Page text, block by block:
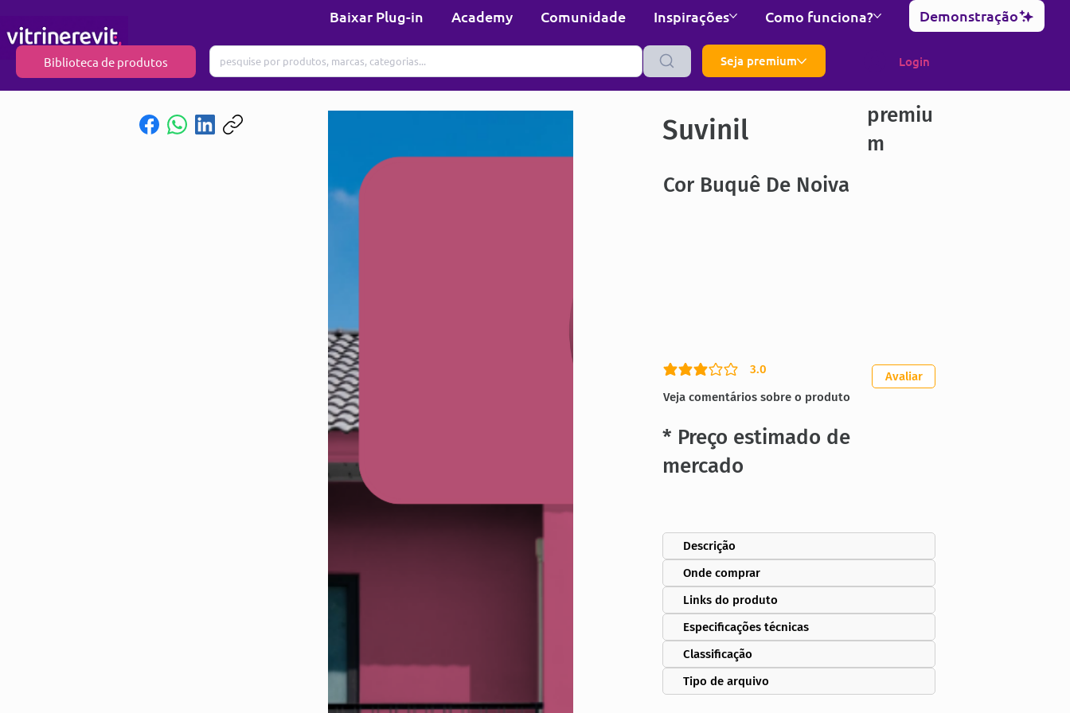
Baixar Plug-in Academy Comunidade Inspirações Como funciona? Demonstração
Biblioteca de produtos Seja premium Login
Suvinil
premiu
m
Cor Buquê De Noiva
3.0
classificação média é 3 de 5
Veja comentários sobre o produto
Avaliar
* Preço estimado de
mercado
Descrição
Onde comprar
Links do produto
Especificações técnicas
Classificação
Tipo de arquivo